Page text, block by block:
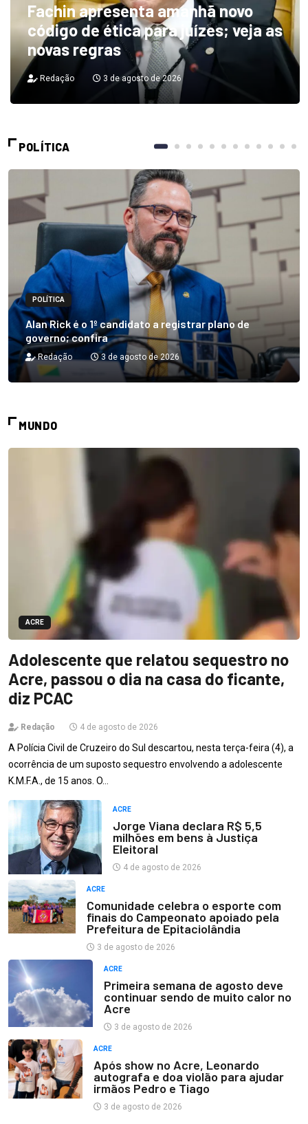
Fachin apresenta amanhã novo
código de ética para juízes; veja as
novas regras
Redação 3 de agosto de 2026
POLÍTICA
POLÍTICA
Alan Rick é o 1º candidato a registrar plano de
governo; confira
Redação 3 de agosto de 2026
MUNDO
ACRE
Adolescente que relatou sequestro no
Acre, passou o dia na casa do ficante,
diz PCAC
Redação 4 de agosto de 2026
A Polícia Civil de Cruzeiro do Sul descartou, nesta terça-feira (4), a
ocorrência de um suposto sequestro envolvendo a adolescente
K.M.F.A., de 15 anos. O…
ACRE
Jorge Viana declara R$ 5,5
milhões em bens à Justiça
Eleitoral
4 de agosto de 2026
ACRE
Comunidade celebra o esporte com
finais do Campeonato apoiado pela
Prefeitura de Epitaciolândia
3 de agosto de 2026
ACRE
Primeira semana de agosto deve
continuar sendo de muito calor no
Acre
3 de agosto de 2026
ACRE
Após show no Acre, Leonardo
autografa e doa violão para ajudar
irmãos Pedro e Tiago
3 de agosto de 2026